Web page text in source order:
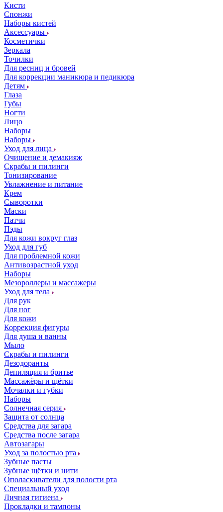
Кисти
Спонжи
Наборы кистей
Аксессуары
Косметички
Зеркала
Точилки
Для ресниц и бровей
Для коррекции маникюра и педикюра
Детям
Глаза
Губы
Ногти
Лицо
Наборы
Наборы
Уход для лица
Очищение и демакияж
Скрабы и пилинги
Тонизирование
Увлажнение и питание
Крем
Сыворотки
Маски
Патчи
Пэды
Для кожи вокруг глаз
Уход для губ
Для проблемной кожи
Антивозрастной уход
Наборы
Мезороллеры и массажеры
Уход для тела
Для рук
Для ног
Для кожи
Коррекция фигуры
Для душа и ванны
Мыло
Скрабы и пилинги
Дезодоранты
Депиляция и бритье
Массажёры и щётки
Мочалки и губки
Наборы
Солнечная серия
Защита от солнца
Средства для загара
Средства после загара
Автозагары
Уход за полостью рта
Зубные пасты
Зубные щётки и нити
Ополаскиватели для полости рта
Специальный уход
Личная гигиена
Прокладки и тампоны